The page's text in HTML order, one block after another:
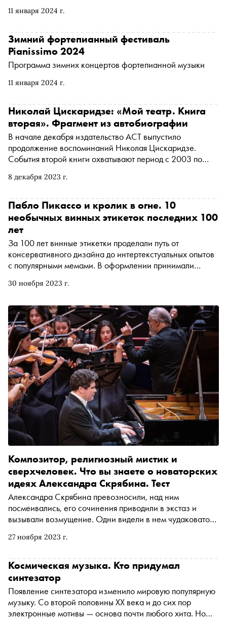
11 января 2024 г.
11 января 2024 г.
Зимний фортепианный фестиваль
Pianissimo 2024
Программа зимних концертов фортепианной музыки
8 декабря 2023 г.
Николай Цискаридзе: «Мой театр. Книга
вторая». Фрагмент из автобиографии
В начале декабря издательство АСТ выпустило
продолжение воспоминаний Николая Цискаридзе.
События второй книги охватывают период с 2003 по
после травмы и борьбу за статус премьера. Цискаридзе
об отношениях с Юрием Григоровичем, Майей
Плисецкой, Валерием Гергиевым и многими другими.
«Сноб» публикует отрывок из книги
30 ноября 2023 г.
Пабло Пикассо и кролик в огне. 10
необычных винных этикеток последних 100
лет
За 100 лет винные этикетки проделали путь от
консервативного дизайна до интертекстуальных опытов
с популярными мемами. В оформлении принимали
даже — невольно — русский композитор Александр
креативных винных этикетках последнего столетия и о
том, как на них повлияли кубизм, ковид и светомузыка
27 ноября 2023 г.
Композитор, религиозный мистик и
сверхчеловек. Что вы знаете о новаторских
идеях Александра Скрябина. Тест
Александра Скрябина превозносили, над ним
посмеивались, его сочинения приводили в экстаз и
вызывали возмущение. Одни видели в нем чудаковатого
новатора. 28 ноября одно из самых известных
прозвучит в Зале Чайковского на юбилейном концерте
Российского национального молодежного
симфонического оркестра. «Сноб» вместе с
Московской филармонией подготовил тест, пройдите
его и узнайте, хорошо ли вы знакомы с личностью и
Космическая музыка. Кто придумал
синтезатор
Появление синтезатора изменило мировую популярную
музыку. Со второй половины XX века и до сих пор
электронные мотивы — основа почти любого хита. Но